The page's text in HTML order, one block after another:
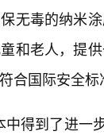
无毒的纳米
和老人，提
合国际安全
得到了进一